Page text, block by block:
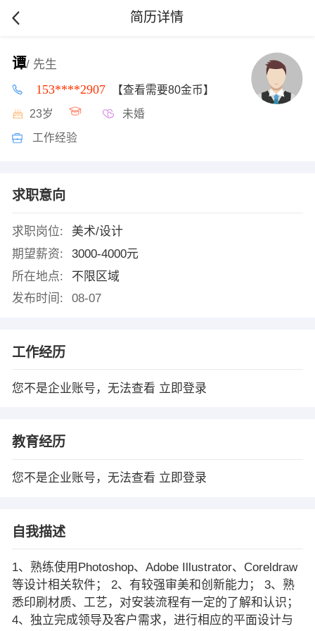
简历详情
谭/ 先生
153****2907 【查看需要80金币】
23岁 未婚
工作经验
求职意向
求职岗位:
美术/设计
期望薪资:
3000-4000元
所在地点:
不限区域
发布时间:
08-07
工作经历
您不是企业账号，无法查看 立即登录
教育经历
您不是企业账号，无法查看 立即登录
自我描述
1、熟练使用Photoshop、Adobe Illustrator、Coreldraw
等设计相关软件； 2、有较强审美和创新能力； 3、熟
悉印刷材质、工艺，对安装流程有一定的了解和认识；
4、独立完成领导及客户需求，进行相应的平面设计与